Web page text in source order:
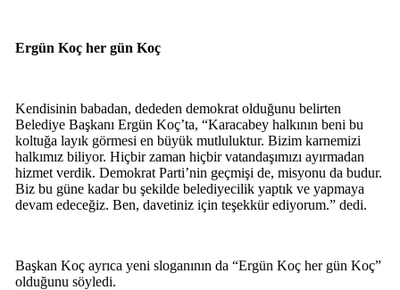
Ergün Koç her gün Koç
Kendisinin babadan, dededen demokrat olduğunu belirten
Belediye Başkanı Ergün Koç’ta, “Karacabey halkının beni bu
koltuğa layık görmesi en büyük mutluluktur. Bizim karnemizi
halkımız biliyor. Hiçbir zaman hiçbir vatandaşımızı ayırmadan
hizmet verdik. Demokrat Parti’nin geçmişi de, misyonu da budur.
Biz bu güne kadar bu şekilde belediyecilik yaptık ve yapmaya
devam edeceğiz. Ben, davetiniz için teşekkür ediyorum.” dedi.
Başkan Koç ayrıca yeni sloganının da “Ergün Koç her gün Koç”
olduğunu söyledi.